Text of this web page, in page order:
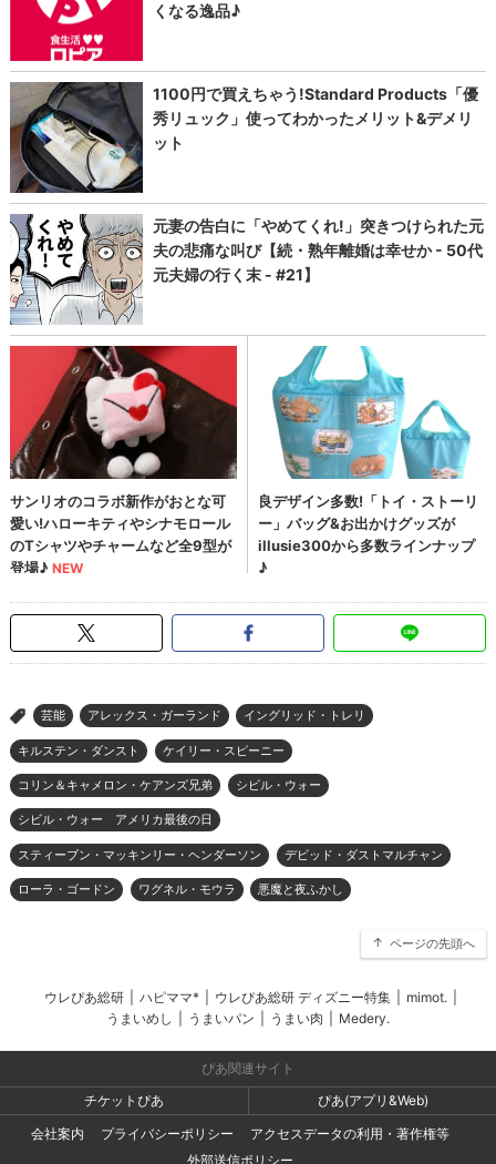
> 芸能 アレックス・ガーランド イングリッド・トレリ
キルステン・ダンスト ケイリー・スピーニー
コリン＆キャメロン・ケアンズ兄弟 シビル・ウォー
シビル・ウォー アメリカ最後の日
スティーブン・マッキンリー・ヘンダーソン デビッド・ダストマルチャン
ローラ・ゴードン ワグネル・モウラ 悪魔と夜ふかし
ページの先頭へ
ウレぴあ総研 ハピママ* ウレぴあ総研 ディズニー特集 mimot.
うまいめし
うまいパン うまい肉 Medery.
ぴあ関連サイト
チケットぴあ
ぴあ(アプリ&Web)
会社案内
プライバシーポリシー
アクセスデータの利用・著作権等
外部送信ポリシー